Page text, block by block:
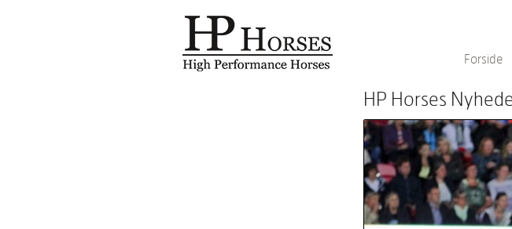
Forside
HP Horses